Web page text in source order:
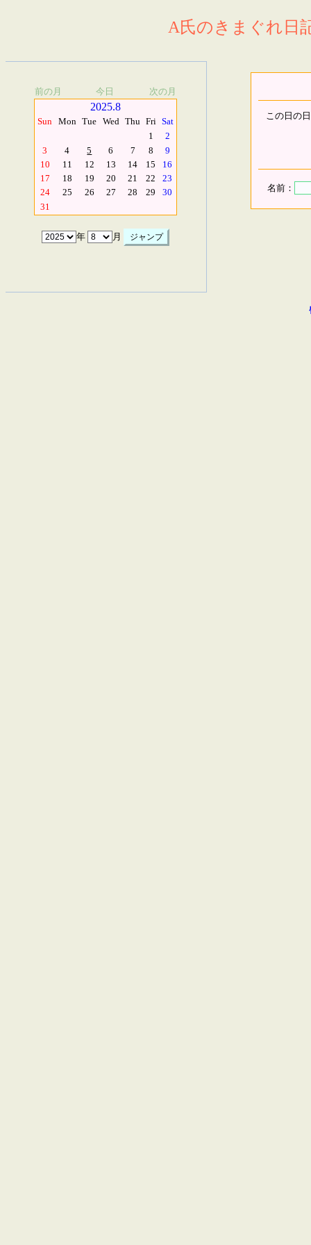
A氏のきまぐれ日
前の月 今日 次の月
2025.8
Sun Mon Tue Wed Thu Fri Sat
1
2
3
4 5 6 7 8
9
10
11 12 13 14 15
16
17
18 19 20 21 22
23
24
25 26 27 28 29
30
31
年 月
この日の
名前：